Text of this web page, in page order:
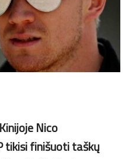
Nico
tikisi finišuoti taškų